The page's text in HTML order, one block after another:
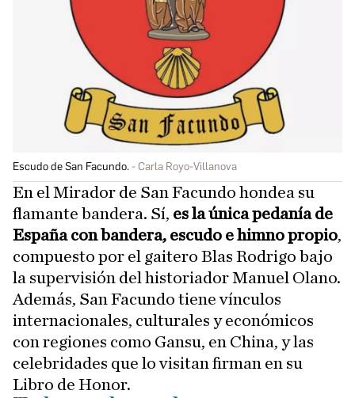
Escudo de San Facundo. Carla Royo-Villanova
En el Mirador de San Facundo hondea su
flamante bandera. Sí, es la única pedanía de
España con bandera, escudo e himno propio,
compuesto por el gaitero Blas Rodrigo bajo
la supervisión del historiador Manuel Olano.
Además, San Facundo tiene vínculos
internacionales, culturales y económicos
con regiones como Gansu, en China, y las
celebridades que lo visitan firman en su
Libro de Honor.